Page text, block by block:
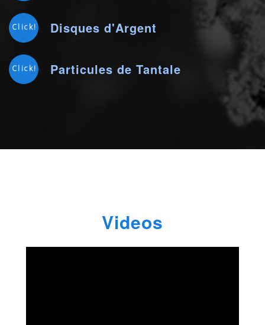
Click! Disques d'Argent
Click! Particules de Tantale
Videos